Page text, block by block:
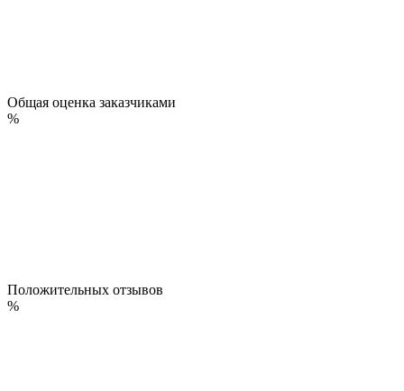
Общая оценка заказчиками
%
Положительных отзывов
%